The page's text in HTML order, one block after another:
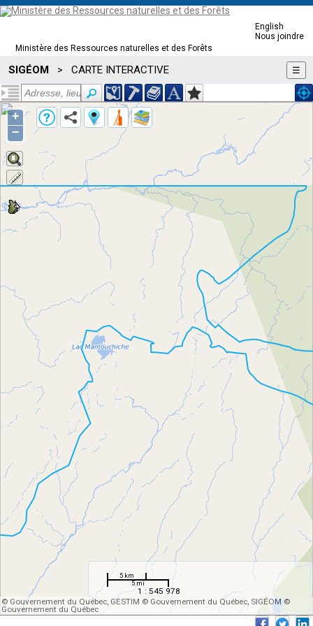
Ministère des Ressources naturelles et des Forêts
English
Nous joindre
SIGÉOM > CARTE INTERACTIVE ☰
5 km
5 mi
1 : 545 978
© Gouvernement du Québec, GESTIM © Gouvernement du Québec, SIGÉOM ©
Gouvernement du Québec
+
−